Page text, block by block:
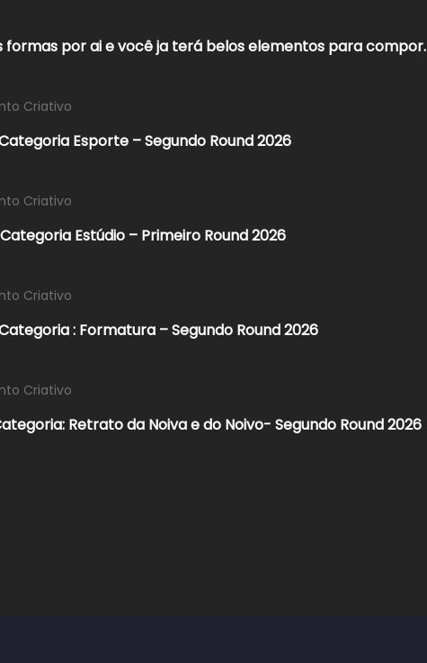
formas por ai e você ja terá belos elementos para compor.
Criativo
Esporte – Segundo Round 2026
Criativo
Estúdio – Primeiro Round 2026
Criativo
: Formatura – Segundo Round 2026
Criativo
Retrato da Noiva e do Noivo- Segundo Round 2026​